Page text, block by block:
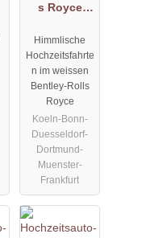
s Royce
weiss
Himmlische
Hochzeitsfahrte
n im weissen
Bentley-Rolls
Royce
Koeln-Bonn-
Duesseldorf-
Dortmund-
Muenster-
Frankfurt